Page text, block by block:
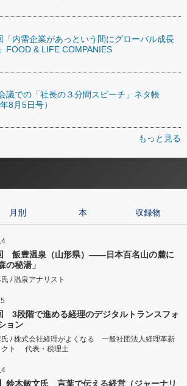
「内需企業があっという間にグローバル成長
FOOD & LIFE COMPANIES
議での「社長の３分間スピーチ」ネタ帳
8月5日号）
もっと見る
月別 本 収録物
飯豊温泉（山形県）――日本百名山の麓に
の秘湯」
/ 温泉アナリスト
3段階で進める経理のデジタルトランスフォ
ョン
氏 / 株式会社経理がよくなる 一般社団法人経理革新
クト 代表・税理士
】鈴木敏文氏 言葉で伝える経営（ジャーナリ